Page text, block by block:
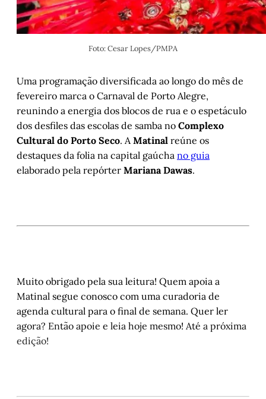
Foto: Cesar Lopes/PMPA
Uma programação diversificada ao longo do mês de
fevereiro marca o Carnaval de Porto Alegre,
reunindo a energia dos blocos de rua e o espetáculo
dos desfiles das escolas de samba no Complexo
Cultural do Porto Seco. AMatinal reúne os
destaques da folia na capital gaúcha no guia
elaborado pela repórter Mariana Dawas.
Muito obrigado pela sua leitura! Quem apoia a
Matinal segue conosco com uma curadoria de
agenda cultural para o final de semana. Quer ler
agora? Então apoie e leia hoje mesmo! Até a próxima
edição!